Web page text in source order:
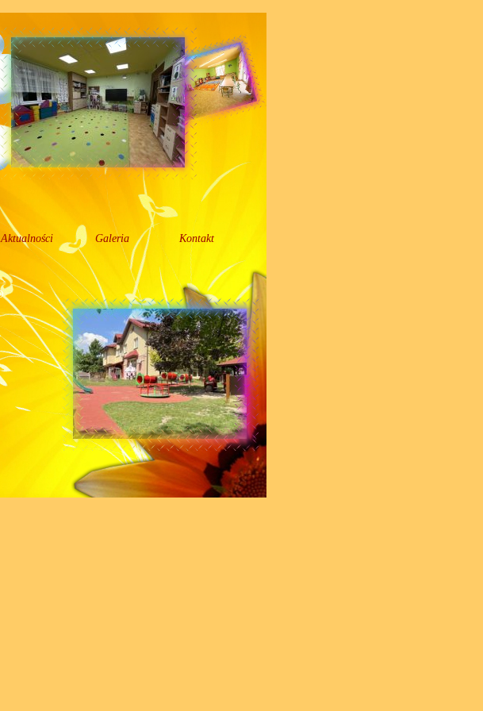
Aktualności Galeria Kontakt